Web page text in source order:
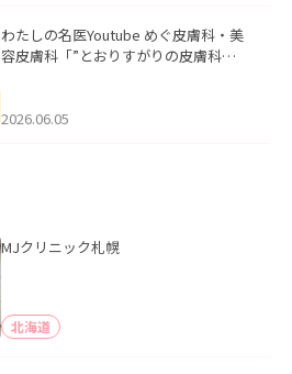
わたしの名医Youtube めぐ皮膚科・美
容皮膚科「”とおりすがりの皮膚科
2026.06.05
MJクリニック札幌
北海道